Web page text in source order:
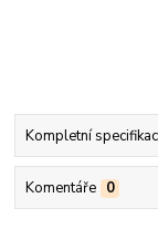
Kompletní
Komentáře 0